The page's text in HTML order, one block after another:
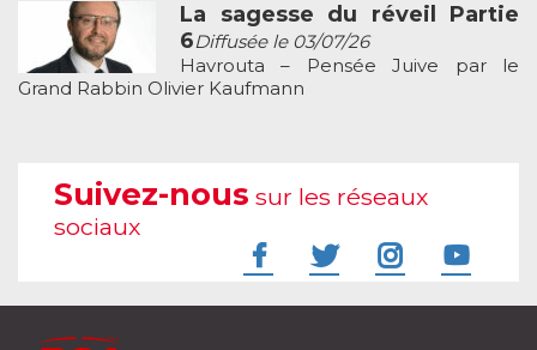
La sagesse du réveil Partie
6Diffusée le 03/07/26
Havrouta – Pensée Juive par le
Grand Rabbin Olivier Kaufmann
Suivez-nous sur les réseaux
sociaux